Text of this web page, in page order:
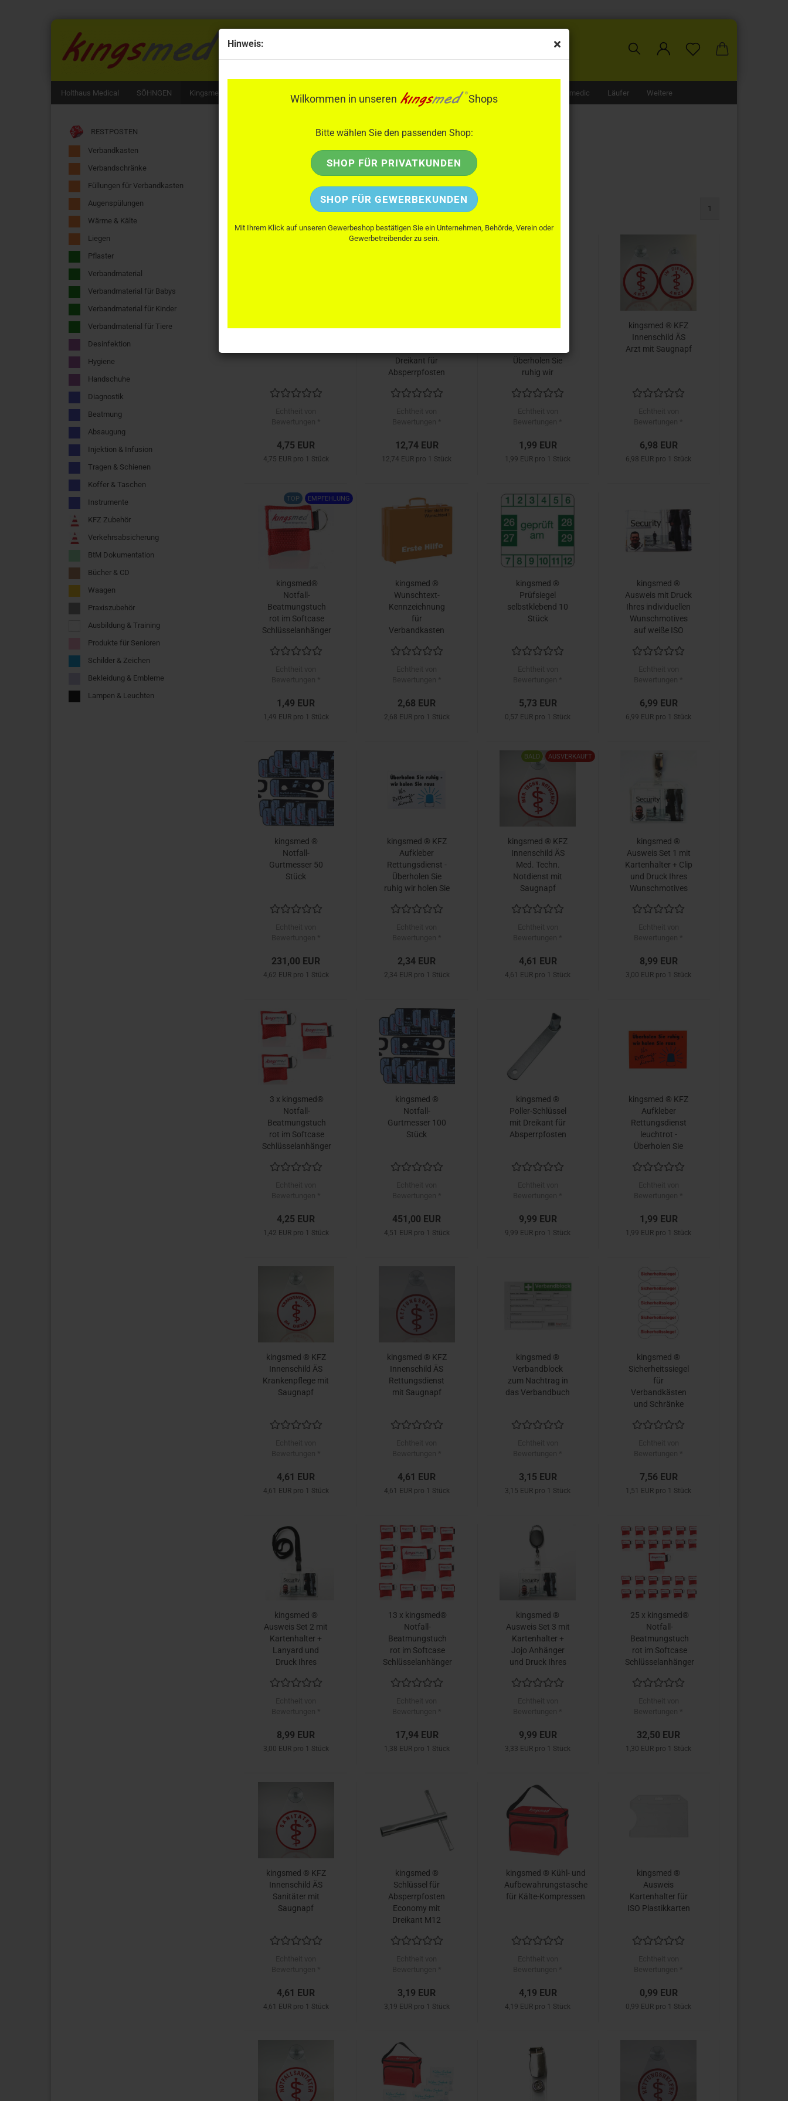
Hinweis:
Wilkommen in unseren Shops
Bitte wählen Sie den passenden Shop:
SHOP FÜR PRIVATKUNDEN
SHOP FÜR GEWERBEKUNDEN
Mit Ihrem Klick auf unseren Gewerbeshop bestätigen Sie ein Unternehmen, Behörde, Verein oder
Gewerbetreibender zu sein.
06 22 1 / 87 13 06 0
Holthaus Medical SÖHNGEN Kingsmed ResQMe Salvequick KaWe Bode Ultramedic Läufer Weitere
Sortieren nach
Sortieren nach 56 pro Seite 1
4,75 EUR
4,75 EUR pro 1 Stück
Dreikant für
Absperrpfosten
12,74 EUR
12,74 EUR pro 1 Stück
Überholen Sie
ruhig wir
1,99 EUR
1,99 EUR pro 1 Stück
kingsmed ® KFZ
Innenschild ÄS
Arzt mit Saugnapf
6,98 EUR
6,98 EUR pro 1 Stück
TOP EMPFEHLUNG
kingsmed®
Notfall-
Beatmungstuch
rot im Softcase
Schlüsselanhänger
1,49 EUR
1,49 EUR pro 1 Stück
kingsmed ®
Wunschtext-
Kennzeichnung
für
Verbandkasten
2,68 EUR
2,68 EUR pro 1 Stück
kingsmed ®
Prüfsiegel
selbstklebend 10
Stück
5,73 EUR
0,57 EUR pro 1 Stück
kingsmed ®
Ausweis mit Druck
Ihres individuellen
Wunschmotives
auf weiße ISO
6,99 EUR
6,99 EUR pro 1 Stück
kingsmed ®
Notfall-
Gurtmesser 50
Stück
231,00 EUR
4,62 EUR pro 1 Stück
kingsmed ® KFZ
Aufkleber
Rettungsdienst -
Überholen Sie
ruhig wir holen Sie
2,34 EUR
2,34 EUR pro 1 Stück
BALD AUSVERKAUFT
kingsmed ® KFZ
Innenschild ÄS
Med. Techn.
Notdienst mit
Saugnapf
4,61 EUR
4,61 EUR pro 1 Stück
kingsmed ®
Ausweis Set 1 mit
Kartenhalter + Clip
und Druck Ihres
Wunschmotives
Plastikkarte
8,99 EUR
3,00 EUR pro 1 Stück
3 x kingsmed®
Notfall-
Beatmungstuch
rot im Softcase
Schlüsselanhänger
4,25 EUR
1,42 EUR pro 1 Stück
kingsmed ®
Notfall-
Gurtmesser 100
Stück
451,00 EUR
4,51 EUR pro 1 Stück
kingsmed ®
Poller-Schlüssel
mit Dreikant für
Absperrpfosten
9,99 EUR
9,99 EUR pro 1 Stück
kingsmed ® KFZ
Aufkleber
Rettungsdienst
leuchtrot -
Überholen Sie
raus
1,99 EUR
1,99 EUR pro 1 Stück
kingsmed ® KFZ
Innenschild ÄS
Krankenpflege mit
Saugnapf
4,61 EUR
4,61 EUR pro 1 Stück
kingsmed ® KFZ
Innenschild ÄS
Rettungsdienst
mit Saugnapf
4,61 EUR
4,61 EUR pro 1 Stück
kingsmed ®
Verbandblock
zum Nachtrag in
das Verbandbuch
3,15 EUR
3,15 EUR pro 1 Stück
kingsmed ®
Sicherheitssiegel
für
Verbandkästen
und Schränke
Siegeln
7,56 EUR
1,51 EUR pro 1 Stück
kingsmed ®
Ausweis Set 2 mit
Kartenhalter +
Lanyard und
Druck Ihres
auf weiße ISO
8,99 EUR
3,00 EUR pro 1 Stück
13 x kingsmed®
Notfall-
Beatmungstuch
rot im Softcase
Schlüsselanhänger
17,94 EUR
1,38 EUR pro 1 Stück
kingsmed ®
Ausweis Set 3 mit
Kartenhalter +
Jojo Anhänger
und Druck Ihres
auf weiße ISO
9,99 EUR
3,33 EUR pro 1 Stück
25 x kingsmed®
Notfall-
Beatmungstuch
rot im Softcase
Schlüsselanhänger
32,50 EUR
1,30 EUR pro 1 Stück
kingsmed ® KFZ
Innenschild ÄS
Sanitäter mit
Saugnapf
4,61 EUR
4,61 EUR pro 1 Stück
kingsmed ®
Schlüssel für
Absperrpfosten
Economy mit
Dreikant M12
3,19 EUR
3,19 EUR pro 1 Stück
kingsmed ® Kühl- und
Aufbewahrungstasche
für Kälte-Kompressen
4,19 EUR
4,19 EUR pro 1 Stück
kingsmed ®
Ausweis
Kartenhalter für
ISO Plastikkarten
0,99 EUR
0,99 EUR pro 1 Stück
RESTPOSTEN
Verbandkasten
Verbandschränke
Füllungen für Verbandkasten
Augenspülungen
Wärme & Kälte
Liegen
Pflaster
Verbandmaterial
Verbandmaterial für Babys
Verbandmaterial für Kinder
Verbandmaterial für Tiere
Desinfektion
Hygiene
Handschuhe
Diagnostik
Beatmung
Absaugung
Injektion & Infusion
Tragen & Schienen
Koffer & Taschen
Instrumente
KFZ Zubehör
Verkehrsabsicherung
BtM Dokumentation
Bücher & CD
Waagen
Praxiszubehör
Ausbildung & Training
Produkte für Senioren
Schilder & Zeichen
Bekleidung & Embleme
Lampen & Leuchten